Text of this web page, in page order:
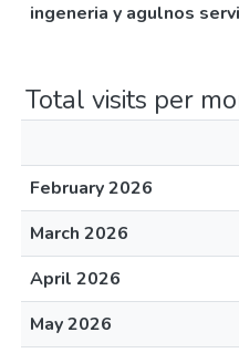
ingeneria y agulnos
Total visits per
February 2026
March 2026
April 2026
May 2026